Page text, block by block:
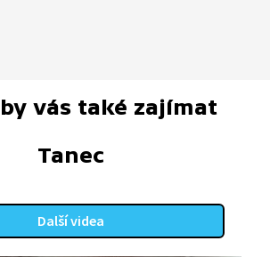
vás také zajímat
Tanec
Další videa